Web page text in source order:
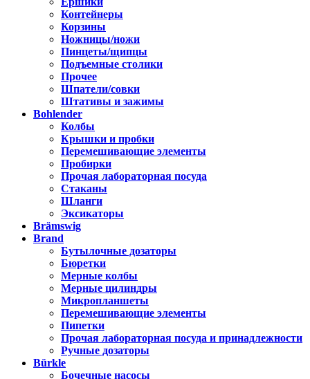
Контейнеры
Корзины
Ножницы/ножи
Пинцеты/щипцы
Подъемные столики
Прочее
Шпатели/совки
Штативы и зажимы
Bohlender
Колбы
Крышки и пробки
Перемешивающие элементы
Пробирки
Прочая лабораторная посуда
Стаканы
Шланги
Эксикаторы
Brämswig
Brand
Бутылочные дозаторы
Бюретки
Мерные колбы
Мерные цилиндры
Микропланшеты
Перемешивающие элементы
Пипетки
Прочая лабораторная посуда и принадлежности
Ручные дозаторы
Bürkle
Бочечные насосы